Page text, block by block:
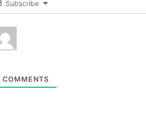
Subscribe
COMMENTS